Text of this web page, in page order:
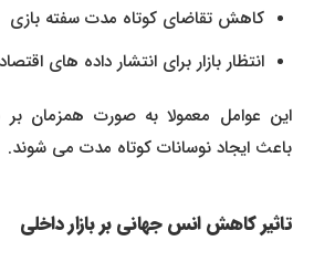
کاهش تقاضای کوتاه مدت سفته بازی
انتظار بازار برای انتشار داده های
این عوامل معمولا به صورت همزمان بر
باعث ایجاد نوسانات کوتاه مدت می شوند.
تاثیر کاهش انس جهانی بر بازار داخلی